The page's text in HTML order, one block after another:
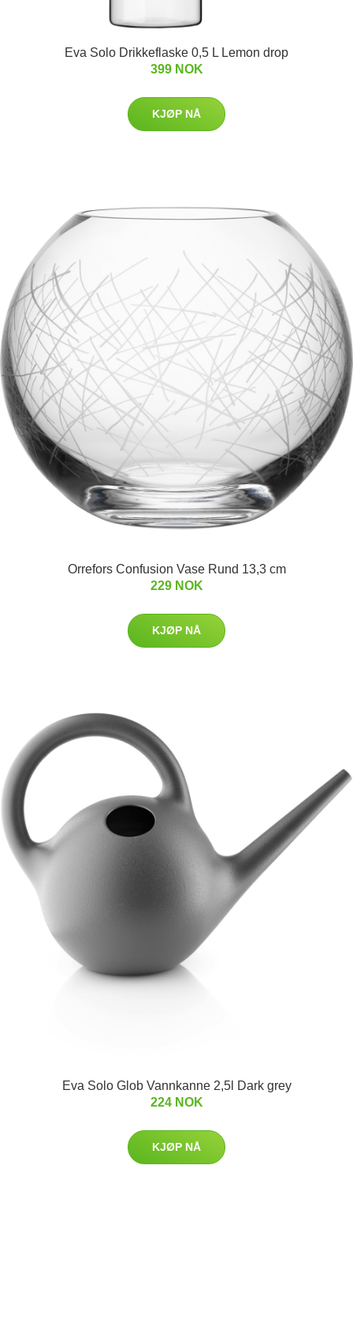
Eva Solo Drikkeflaske 0,5 L Lemon drop
399 NOK
KJØP NÅ
Orrefors Confusion Vase Rund 13,3 cm
229 NOK
KJØP NÅ
Eva Solo Glob Vannkanne 2,5l Dark grey
224 NOK
KJØP NÅ